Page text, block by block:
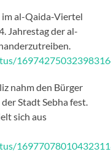
im al-Qaida-Viertel
Jahrestag der al-
nahm den Bürger
Stadt Sebha fest.
sich aus